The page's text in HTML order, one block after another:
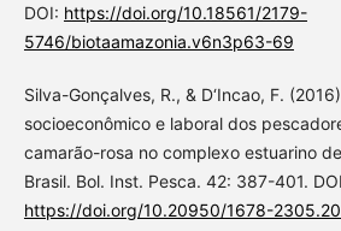
DOI: https://doi.org/10.18561/2179-
5746/biotaamazonia.v6n3p63-69
Silva-Gonçalves, R., & D‘Incao, F.
socioeconômico e laboral dos
camarão-rosa no complexo estuarino
Brasil. Bol. Inst. Pesca. 42: 387-401.
https://doi.org/10.20950/1678-